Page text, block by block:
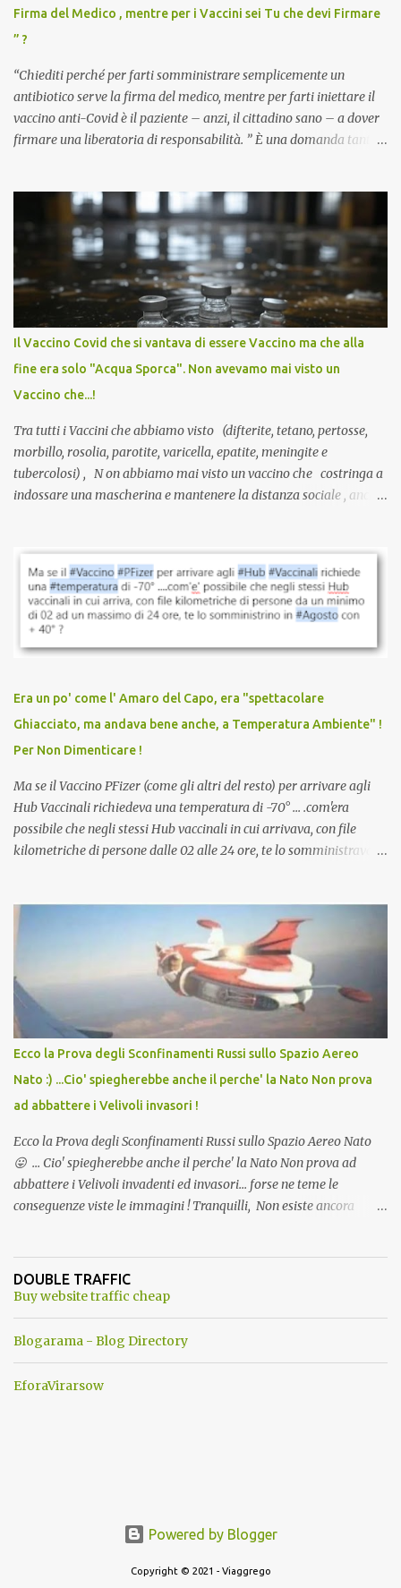
Firma del Medico , mentre per i Vaccini sei Tu che devi Firmare
” ?
“Chiediti perché per farti somministrare semplicemente un
antibiotico serve la firma del medico, mentre per farti iniettare il
vaccino anti-Covid è il paziente – anzi, il cittadino sano – a dover
firmare una liberatoria di responsabilità. ” È una domanda tanto
pandemia. Un interrogativo che dovrebbe scuotere chiunque abbia
ancora il coraggio di pensare con la propria testa. Per il vaccino
anti-Covid, un pro-farmaco, con autorizzazione condizionata,
sviluppato in tempi record, con tecnologie mai utilizzate prima su
larga scala, ancora oggetto di studio e di discussione
internazionale serve solo una firma. La tua. Lo si somministra
anche a persone sane, giovani, senza fattori di rischio, spesso già
serve una prescrizione. Non c’è diagnosi. Non c’è presa in carico.
L’unico atto richiesto è una fi...
Il Vaccino Covid che si vantava di essere Vaccino ma che alla
fine era solo "Acqua Sporca". Non avevamo mai visto un
Vaccino che...!
Tra tutti i Vaccini che abbiamo visto (difterite, tetano, pertosse,
morbillo, rosolia, parotite, varicella, epatite, meningite e
tubercolosi) , N on abbiamo mai visto un vaccino che costringa a
indossare una mascherina e mantenere la distanza sociale , anche
vaccinazione. Non avevamo mai sentito parlare di ricompense,
sconti, incentivi per vaccinarsi. Non avevamo mai visto
discriminazioni per coloro che non l’hanno fatto. Se non sei stato
vaccinato, nessuno aveva prima cercato di farti sentire una
persona cattiva. Non avevamo mai visto un vaccino che minacci le
vaccino usato per minacciare i mezzi di sussistenza, il lavoro o la
scuola. Non avevamo mai visto un vaccino che permettesse a un
dodicenne di ignorare il consenso dei genitori. Dopo tutti i vaccini
che abbiamo elencato sopra...
Era un po' come l' Amaro del Capo, era "spettacolare
Ghiacciato, ma andava bene anche, a Temperatura Ambiente" !
Per Non Dimenticare !
Ma se il Vaccino PFizer (come gli altri del resto) per arrivare agli
Hub Vaccinali richiedeva una temperatura di -70° ... .com'era
possibile che negli stessi Hub vaccinali in cui arrivava, con file
kilometriche di persone dalle 02 alle 24 ore, te lo somministravano
Vaccino come: l' Amaro del Capo, era "spettacolare Ghiacciato, ma
andava bene anche, a Temperatura Ambiente"! Riproponiamo
l'articolo per NON Dimenticare!
Ecco la Prova degli Sconfinamenti Russi sullo Spazio Aereo
Nato :) ...Cio' spiegherebbe anche il perche' la Nato Non prova
ad abbattere i Velivoli invasori !
Ecco la Prova degli Sconfinamenti Russi sullo Spazio Aereo Nato
😛 ... Cio' spiegherebbe anche il perche' la Nato Non prova ad
abbattere i Velivoli invadenti ed invasori... forse ne teme le
conseguenze viste le immagini ! Tranquilli, Non esiste ancora
ancora una fantasia Nato o forse una "False Flag", per provocare
una guerra mondiale che difficilmente da menti sane, potrebbe
DOUBLE TRAFFIC
Buy website traffic cheap
Blogarama - Blog Directory
EforaVirarsow
Powered by Blogger
Copyright © 2021 - Viaggrego